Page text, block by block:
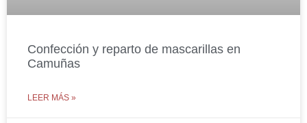
Confección y reparto de mascarillas en
Camuñas
LEER MÁS »